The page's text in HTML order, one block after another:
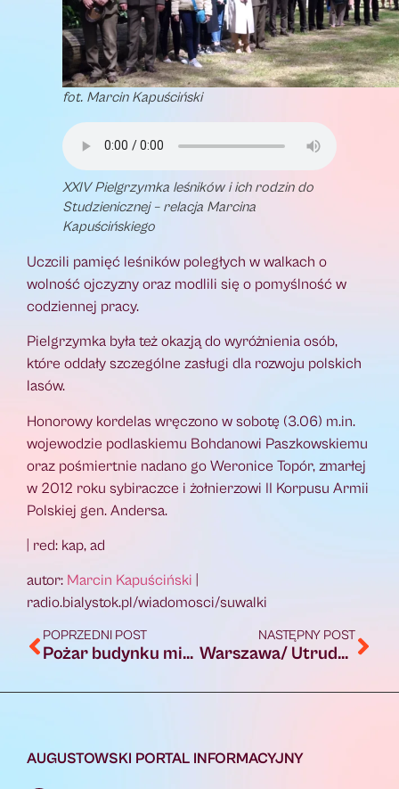
fot. Marcin Kapuściński
XXIV Pielgrzymka leśników i ich rodzin do
Studzienicznej – relacja Marcina
Kapuścińskiego
Uczcili pamięć leśników poległych w walkach o
wolność ojczyzny oraz modlili się o pomyślność w
codziennej pracy.
Pielgrzymka była też okazją do wyróżnienia osób,
które oddały szczególne zasługi dla rozwoju polskich
lasów.
Honorowy kordelas wręczono w sobotę (3.06) m.in.
wojewodzie podlaskiemu Bohdanowi Paszkowskiemu
oraz pośmiertnie nadano go Weronice Topór, zmarłej
w 2012 roku sybiraczce i żołnierzowi II Korpusu Armii
Polskiej gen. Andersa.
| red: kap, ad
autor: Marcin Kapuściński
radio.bialystok.pl/wiadomosci/suwalki
POPRZEDNI POST
Pożar budynku mieszkalnego na ulicy Kopernika w Augustowie [FOTO]
NASTĘPNY POST
Warszawa/ Utrudnienia w związku z procesją i przemarszami w niedzielę
AUGUSTOWSKI PORTAL INFORMACYJNY